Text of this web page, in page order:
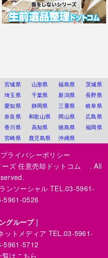
宮城県 山形県 福島県
茨城県
埼玉県 千葉県 新潟県
長野県
愛知県 静岡県 三重県
岐阜県
奈良県 和歌山県 岡山県
広島県
香川県 高知県 徳島県
福岡県
宮崎県 鹿児島県 沖縄県
プライバシーポリシー
ーズ 任意売却ドットコム
. All
ンソーシャル TEL.03-5961-
5961-0526
グループ]
ットメディア TEL.03-5961-
5961-5712
はこちら